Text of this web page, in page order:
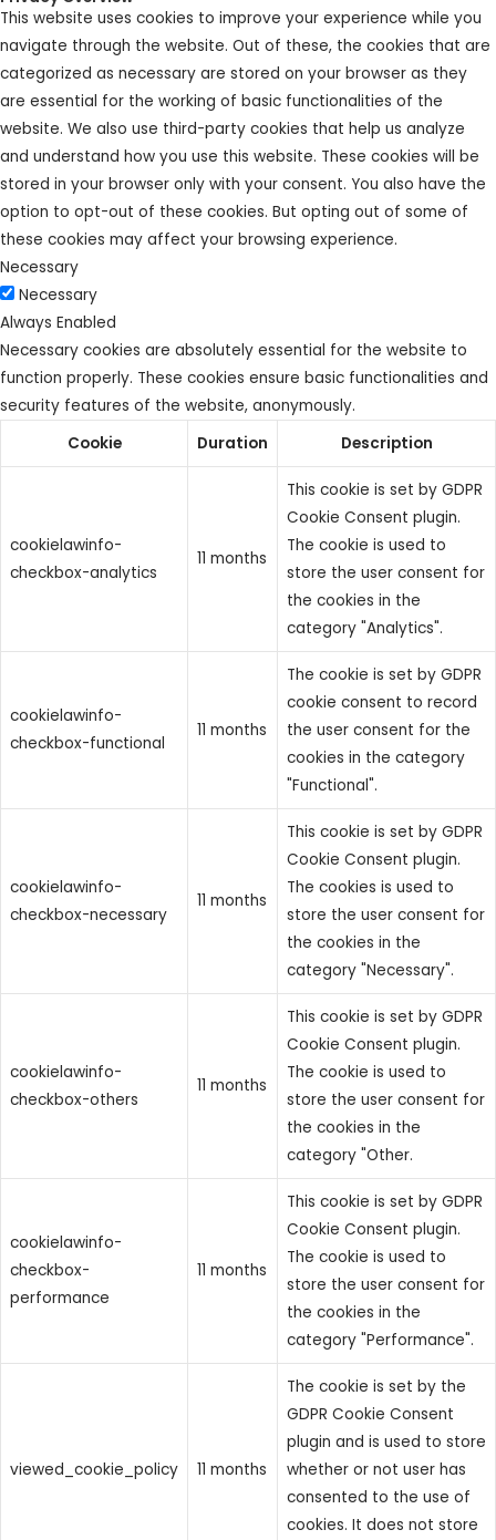
This website uses cookies to improve your experience while you
navigate through the website. Out of these, the cookies that are
categorized as necessary are stored on your browser as they
are essential for the working of basic functionalities of the
website. We also use third-party cookies that help us analyze
and understand how you use this website. These cookies will be
stored in your browser only with your consent. You also have the
option to opt-out of these cookies. But opting out of some of
these cookies may affect your browsing experience.
Necessary
Necessary
Always Enabled
Necessary cookies are absolutely essential for the website to
function properly. These cookies ensure basic functionalities and
security features of the website, anonymously.
Cookie
Duration Description
cookielawinfo-
checkbox-analytics
11 months
This cookie is set by GDPR
Cookie Consent plugin.
The cookie is used to
store the user consent for
the cookies in the
category "Analytics".
cookielawinfo-
checkbox-functional
11 months
The cookie is set by GDPR
cookie consent to record
the user consent for the
cookies in the category
"Functional".
cookielawinfo-
checkbox-necessary
11 months
This cookie is set by GDPR
Cookie Consent plugin.
The cookies is used to
store the user consent for
the cookies in the
category "Necessary".
cookielawinfo-
checkbox-others
11 months
This cookie is set by GDPR
Cookie Consent plugin.
The cookie is used to
store the user consent for
the cookies in the
category "Other.
cookielawinfo-
checkbox-
performance
11 months
This cookie is set by GDPR
Cookie Consent plugin.
The cookie is used to
store the user consent for
the cookies in the
category "Performance".
viewed_cookie_policy 11 months
The cookie is set by the
GDPR Cookie Consent
plugin and is used to store
whether or not user has
consented to the use of
cookies. It does not store